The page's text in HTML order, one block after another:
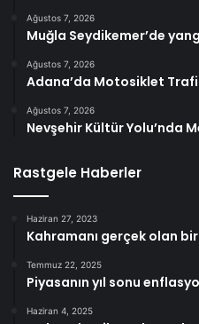
Ağustos 7, 2026
Muğla Seydikemer’de
Ağustos 7, 2026
Adana’da Motosiklet
Ağustos 7, 2026
Nevşehir Kültür Yolu’nda
Rastgele Haberler
Haziran 27, 2023
Kahramanı gerçek olan
Temmuz 22, 2025
Piyasanın yıl sonu
Haziran 4, 2025